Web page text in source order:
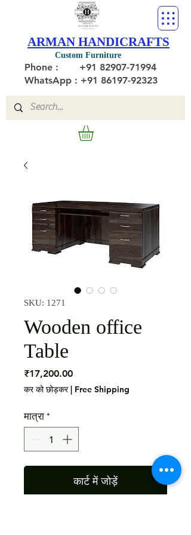
Custom Furniture
ARMAN HANDICRAFTS
Phone : +91 82907-71994
WhatsApp : +91 86197-92323
SKU: 1271
Wooden office
Table
₹17,200.00मूल्य
कर को छोड़कर| Free Shipping
मात्रा *
कार्ट में जोड़ें